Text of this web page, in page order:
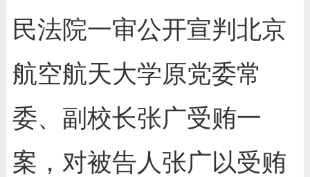
民法院一审公开宣判北京
航空航天大学原党委常
委、副校长张广受贿一
案，对被告人张广以受贿